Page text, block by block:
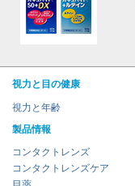
視力と目の健康
視力と年齢
製品情報
コンタクトレンズ
コンタクトレンズケア